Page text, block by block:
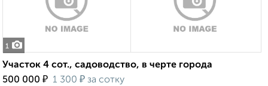
1
Участок 4 сот., садоводство, в черте города
500 000 ₽ 1 300 ₽ за сотку